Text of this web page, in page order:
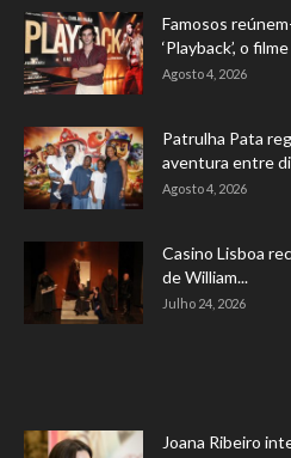
Famosos
‘Playback’, o
Agosto 4, 2026
Patrulha Pata
aventura entre
Agosto 4, 2026
Casino Lisboa
de William...
Julho 24, 2026
Joana Ribeiro